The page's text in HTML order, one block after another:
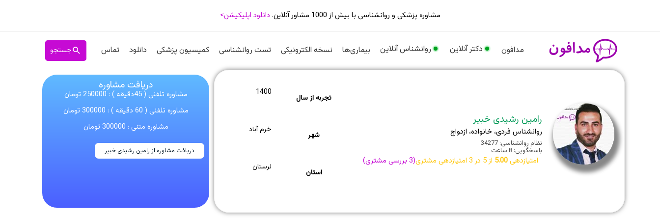
مشاوره پزشکی و روانشناسی با بیش از 1000 مشاور آنلاین. دانلود اپلیکیشن>
مدافون دکتر آنلاین روانشناس آنلاین بیماری‌ها نسخه الکترونیکی تست روانشناسی کمیسیون پزشکی دانلود تماس جستجو
رامین رشیدی خبیر
روانشناس فردی، خانواده، ازدواج
نظام روانشناسی: 34277
پاسخگویی: 8 ساعت
امتیازدهی5.00 از 5 در 3امتیازدهی مشتری(
3بررسی مشتری)
تجربه از سال
1400
شهر
خرم آباد
استان
لرستان
دریافت مشاوره
مشاوره تلفنی ( 45دقیقه ) : 250000 تومان
مشاوره تلفنی ( 60 دقیقه ) : 300000 تومان
مشاوره متنی : 300000 تومان
دریافت مشاوره از رامین رشیدی خبیر